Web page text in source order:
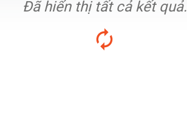
Đã hiển thị tất cả kết quả.